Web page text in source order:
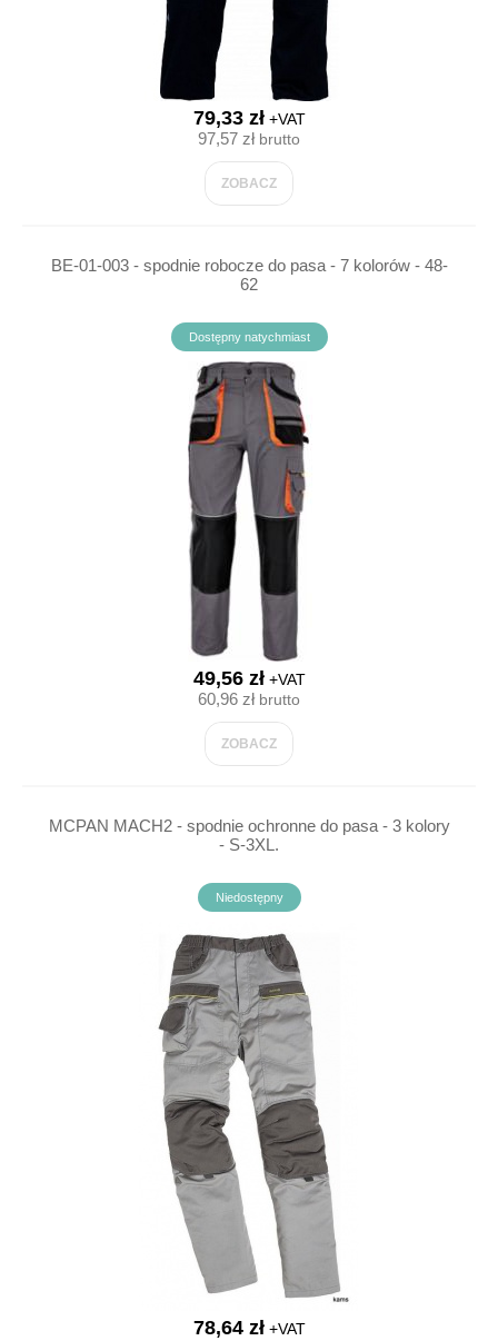
79,33 zł+VAT
97,57 złbrutto
ZOBACZ
BE-01-003 - spodnie robocze do pasa - 7 kolorów - 48-
62
Dostępny natychmiast
49,56 zł+VAT
60,96 złbrutto
ZOBACZ
MCPAN MACH2 - spodnie ochronne do pasa - 3 kolory
- S-3XL.
Niedostępny
78,64 zł+VAT